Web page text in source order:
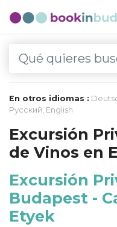
En otros idiomas :
Русский, English
Excursión
de Vinos en
Excursión
Budapest -
Etyek